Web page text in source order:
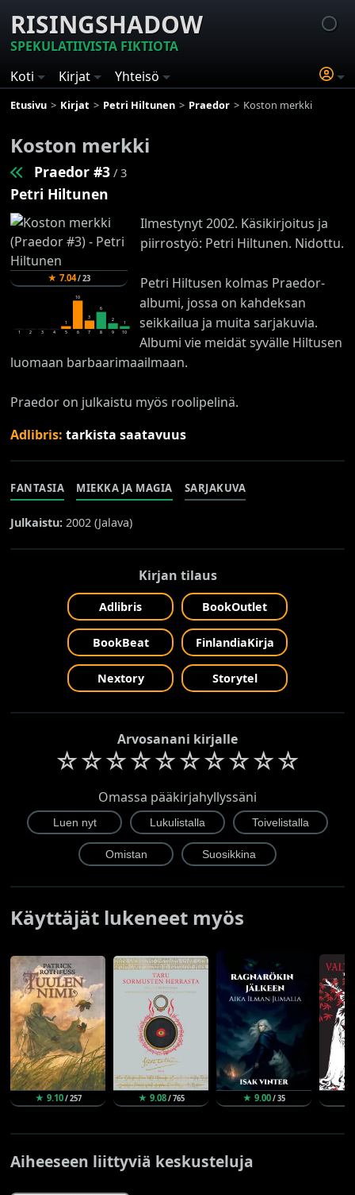
RISINGSHADOW
SPEKULATIIVISTA FIKTIOTA
Koti
Kirjat Yhteisö
Etusivu Kirjat Petri Hiltunen Praedor Koston merkki
Koston merkki
Praedor #3 / 3
Petri Hiltunen
★7.04/23
1 2 3 4
1
5
10
6
3
7
6
8
2
9
1
10
Ilmestynyt 2002. Käsikirjoitus ja
piirrostyö: Petri Hiltunen. Nidottu.
Petri Hiltusen kolmas Praedor-
albumi, jossa on kahdeksan
seikkailua ja muita sarjakuvia.
Albumi vie meidät syvälle Hiltusen
luomaan barbaarimaailmaan.
Praedor on julkaistu myös roolipelinä.
Adlibris:tarkista saatavuus
FANTASIA MIEKKA JA MAGIA SARJAKUVA
Julkaistu: 2002 (Jalava)
Kirjan tilaus
Adlibris BookOutlet
BookBeat FinlandiaKirja
Nextory Storytel
Arvosanani kirjalle
☆☆☆☆☆☆☆☆☆☆
Omassa pääkirjahyllyssäni
Käyttäjät lukeneet myös
★ 9.10/ 257 ★ 9.08/ 765 ★ 9.00/ 35
Aiheeseen liittyviä keskusteluja